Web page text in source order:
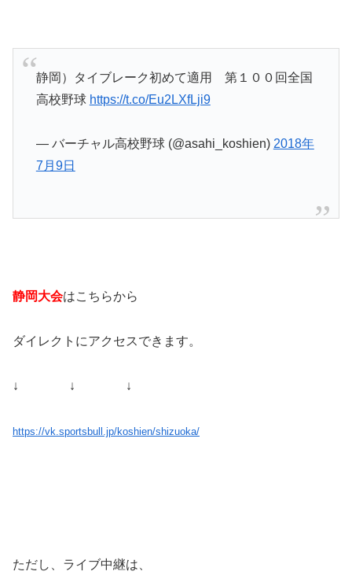
静岡）タイブレーク初めて適用 第１００回全国
高校野球 https://t.co/Eu2LXfLji9
— バーチャル高校野球 (@asahi_koshien) 2018年
7月9日
静岡大会はこちらから
ダイレクトにアクセスできます。
↓ ↓ ↓
https://vk.sportsbull.jp/koshien/shizuoka/
ただし、ライブ中継は、